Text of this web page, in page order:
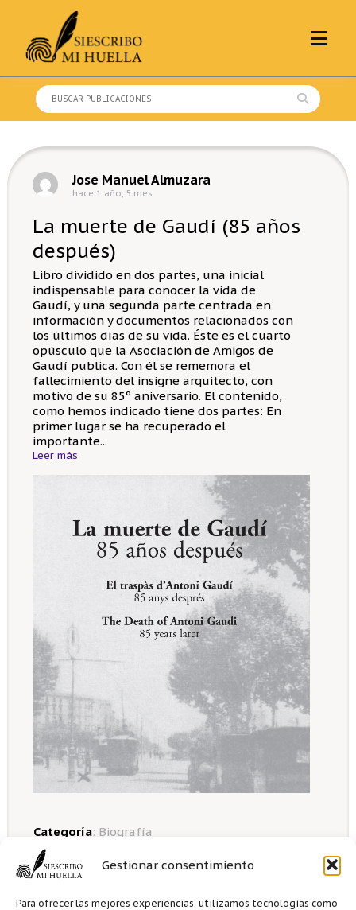
Gestionar consentimiento
Para ofrecer las mejores experiencias, utilizamos tecnologías como
content
Buscar:
Jose Manuel Almuzara
hace 1 año, 5 mes
La muerte de Gaudí (85 años
después)
Libro dividido en dos partes, una inicial
indispensable para conocer la vida de
Gaudí, y una segunda parte centrada en
información y documentos relacionados con
los últimos días de su vida. Éste es el cuarto
opúsculo que la Asociación de Amigos de
Gaudí publica. Con él se rememora el
fallecimiento del insigne arquitecto, con
motivo de su 85º aniversario. El contenido,
como hemos indicado tiene dos partes: En
primer lugar se ha recuperado el
importante...
Leer más
Categoría: Biografía
Tema
Idioma:español
Formato